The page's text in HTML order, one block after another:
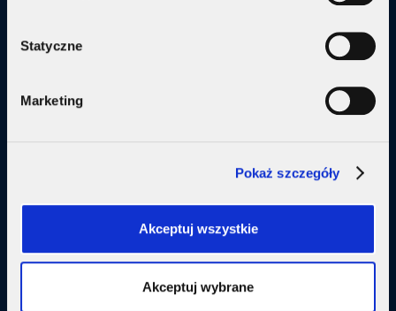
Statyczne
Marketing
Pokaż szczegóły
Akceptuj wszystkie
Akceptuj wybrane
Internet + plan komórkowy
Małe firmy
SupermediaGo